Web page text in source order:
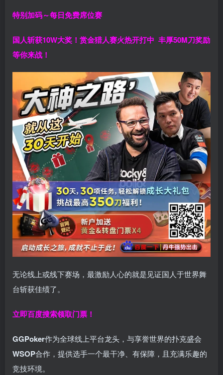
特别加码～每日免费席位赛
国人斩获10W大奖！ 赏金猎人赛火热开打中 丰厚50M刀奖励
等你来战！
无论线上或线下赛场，最激励人心的就是见证国人于世界舞
台斩获佳绩了。
立即百度搜索领取门票！
GGPoker作为全球线上平台龙头，与享誉世界的扑克盛会
WSOP合作，提供选手一个最干净、有保障，且充满乐趣的
竞技环境。